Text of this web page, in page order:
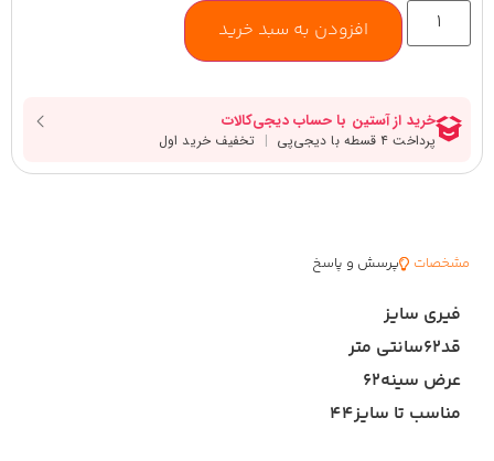
افزودن به سبد خرید
مشخصات پرسش و پاسخ
فیری سایز
قد۶۲سانتی متر
عرض سینه۶۲
مناسب تا سایز۴۴